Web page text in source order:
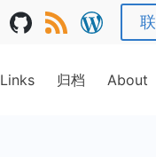
Links 归档 About